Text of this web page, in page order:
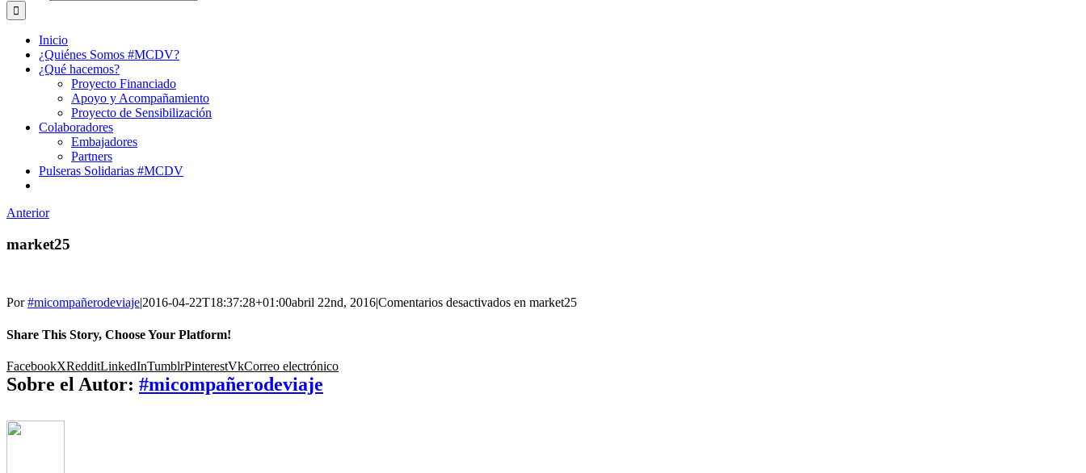
Inicio
¿Quiénes Somos #MCDV?
¿Qué hacemos?
Proyecto Financiado
Apoyo y Acompañamiento
Proyecto de Sensibilización
Colaboradores
Embajadores
Partners
Pulseras Solidarias #MCDV
Anterior
market25
Por#micompañerodeviaje|2016-04-22T18:37:28+01:00abril 22nd, 2016|Comentarios desactivados en market25
Share This Story, Choose Your Platform!
FacebookXRedditLinkedInTumblrPinterestVkCorreo electrónico
Sobre el Autor: #micompañerodeviaje